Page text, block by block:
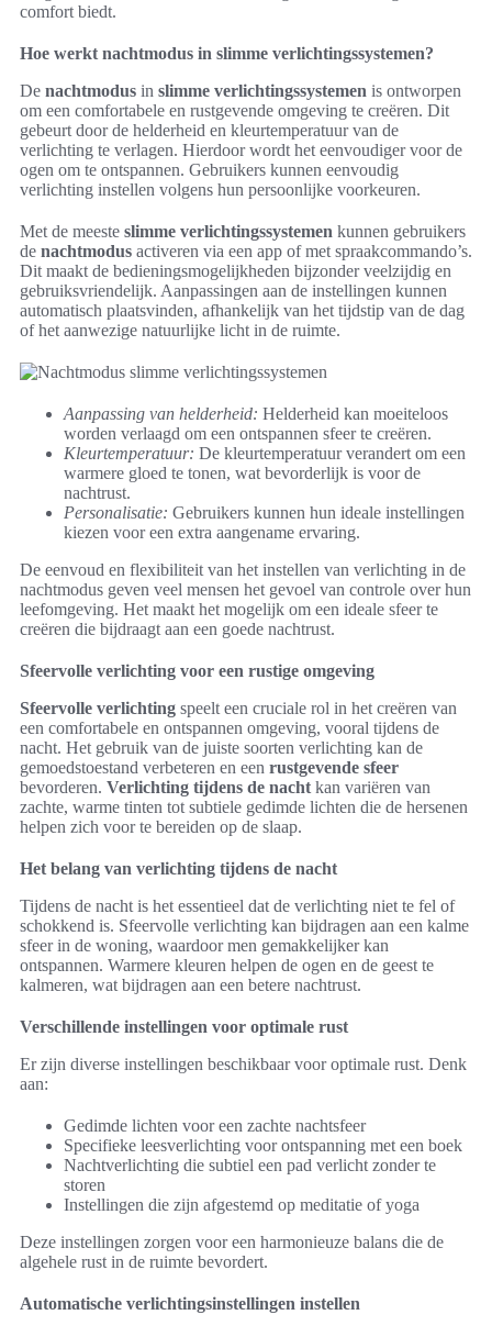
comfort biedt.
Hoe werkt nachtmodus in slimme verlichtingssystemen?
De nachtmodus in slimme verlichtingssystemen is ontworpen
om een comfortabele en rustgevende omgeving te creëren. Dit
gebeurt door de helderheid en kleurtemperatuur van de
verlichting te verlagen. Hierdoor wordt het eenvoudiger voor de
ogen om te ontspannen. Gebruikers kunnen eenvoudig
verlichting instellen volgens hun persoonlijke voorkeuren.
Met de meeste slimme verlichtingssystemen kunnen gebruikers
de nachtmodus activeren via een app of met spraakcommando’s.
Dit maakt de bedieningsmogelijkheden bijzonder veelzijdig en
gebruiksvriendelijk. Aanpassingen aan de instellingen kunnen
automatisch plaatsvinden, afhankelijk van het tijdstip van de dag
of het aanwezige natuurlijke licht in de ruimte.
Aanpassing van helderheid: Helderheid kan moeiteloos
worden verlaagd om een ontspannen sfeer te creëren.
Kleurtemperatuur: De kleurtemperatuur verandert om een
warmere gloed te tonen, wat bevorderlijk is voor de
nachtrust.
Personalisatie: Gebruikers kunnen hun ideale instellingen
kiezen voor een extra aangename ervaring.
De eenvoud en flexibiliteit van het instellen van verlichting in de
nachtmodus geven veel mensen het gevoel van controle over hun
leefomgeving. Het maakt het mogelijk om een ideale sfeer te
creëren die bijdraagt aan een goede nachtrust.
Sfeervolle verlichting voor een rustige omgeving
Sfeervolle verlichting speelt een cruciale rol in het creëren van
een comfortabele en ontspannen omgeving, vooral tijdens de
nacht. Het gebruik van de juiste soorten verlichting kan de
gemoedstoestand verbeteren en een rustgevende sfeer
bevorderen. Verlichting tijdens de nacht kan variëren van
zachte, warme tinten tot subtiele gedimde lichten die de hersenen
helpen zich voor te bereiden op de slaap.
Het belang van verlichting tijdens de nacht
Tijdens de nacht is het essentieel dat de verlichting niet te fel of
schokkend is. Sfeervolle verlichting kan bijdragen aan een kalme
sfeer in de woning, waardoor men gemakkelijker kan
ontspannen. Warmere kleuren helpen de ogen en de geest te
kalmeren, wat bijdragen aan een betere nachtrust.
Verschillende instellingen voor optimale rust
Er zijn diverse instellingen beschikbaar voor optimale rust. Denk
aan:
Gedimde lichten voor een zachte nachtsfeer
Specifieke leesverlichting voor ontspanning met een boek
Nachtverlichting die subtiel een pad verlicht zonder te
storen
Instellingen die zijn afgestemd op meditatie of yoga
Deze instellingen zorgen voor een harmonieuze balans die de
algehele rust in de ruimte bevordert.
Automatische verlichtingsinstellingen instellen